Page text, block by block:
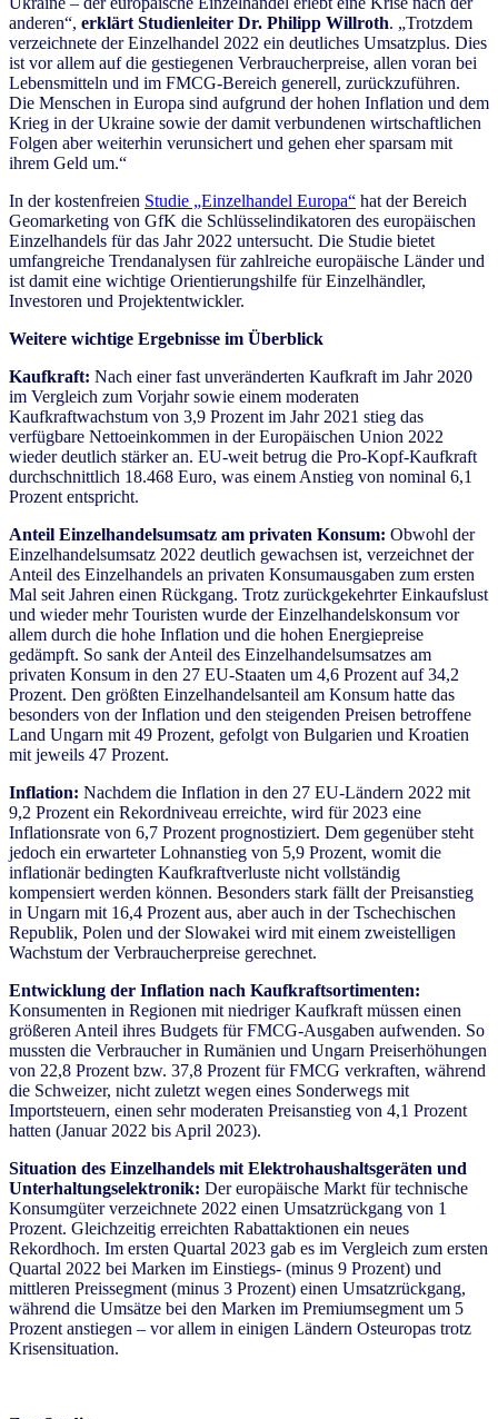
anderen“, erklärt Studienleiter Dr. Philipp Willroth. „Trotzdem
verzeichnete der Einzelhandel 2022 ein deutliches Umsatzplus. Dies
ist vor allem auf die gestiegenen Verbraucherpreise, allen voran bei
Lebensmitteln und im FMCG-Bereich generell, zurückzuführen.
Die Menschen in Europa sind aufgrund der hohen Inflation und dem
Krieg in der Ukraine sowie der damit verbundenen wirtschaftlichen
Folgen aber weiterhin verunsichert und gehen eher sparsam mit
ihrem Geld um.“
In der kostenfreien Studie „Einzelhandel Europa“ hat der Bereich
Geomarketing von GfK die Schlüsselindikatoren des europäischen
Einzelhandels für das Jahr 2022 untersucht. Die Studie bietet
umfangreiche Trendanalysen für zahlreiche europäische Länder und
ist damit eine wichtige Orientierungshilfe für Einzelhändler,
Investoren und Projektentwickler.
Weitere wichtige Ergebnisse im Überblick
Kaufkraft: Nach einer fast unveränderten Kaufkraft im Jahr 2020
im Vergleich zum Vorjahr sowie einem moderaten
Kaufkraftwachstum von 3,9 Prozent im Jahr 2021 stieg das
verfügbare Nettoeinkommen in der Europäischen Union 2022
wieder deutlich stärker an. EU-weit betrug die Pro-Kopf-Kaufkraft
durchschnittlich 18.468 Euro, was einem Anstieg von nominal 6,1
Prozent entspricht.
Anteil Einzelhandelsumsatz am privaten Konsum: Obwohl der
Einzelhandelsumsatz 2022 deutlich gewachsen ist, verzeichnet der
Anteil des Einzelhandels an privaten Konsumausgaben zum ersten
Mal seit Jahren einen Rückgang. Trotz zurückgekehrter Einkaufslust
und wieder mehr Touristen wurde der Einzelhandelskonsum vor
allem durch die hohe Inflation und die hohen Energiepreise
gedämpft. So sank der Anteil des Einzelhandelsumsatzes am
privaten Konsum in den 27 EU-Staaten um 4,6 Prozent auf 34,2
Prozent. Den größten Einzelhandelsanteil am Konsum hatte das
besonders von der Inflation und den steigenden Preisen betroffene
Land Ungarn mit 49 Prozent, gefolgt von Bulgarien und Kroatien
mit jeweils 47 Prozent.
Inflation: Nachdem die Inflation in den 27 EU-Ländern 2022 mit
9,2 Prozent ein Rekordniveau erreichte, wird für 2023 eine
Inflationsrate von 6,7 Prozent prognostiziert. Dem gegenüber steht
jedoch ein erwarteter Lohnanstieg von 5,9 Prozent, womit die
inflationär bedingten Kaufkraftverluste nicht vollständig
kompensiert werden können. Besonders stark fällt der Preisanstieg
in Ungarn mit 16,4 Prozent aus, aber auch in der Tschechischen
Republik, Polen und der Slowakei wird mit einem zweistelligen
Wachstum der Verbraucherpreise gerechnet.
Entwicklung der Inflation nach Kaufkraftsortimenten:
Konsumenten in Regionen mit niedriger Kaufkraft müssen einen
größeren Anteil ihres Budgets für FMCG-Ausgaben aufwenden. So
mussten die Verbraucher in Rumänien und Ungarn Preiserhöhungen
von 22,8 Prozent bzw. 37,8 Prozent für FMCG verkraften, während
die Schweizer, nicht zuletzt wegen eines Sonderwegs mit
Importsteuern, einen sehr moderaten Preisanstieg von 4,1 Prozent
hatten (Januar 2022 bis April 2023).
Situation des Einzelhandels mit Elektrohaushaltsgeräten und
Unterhaltungselektronik: Der europäische Markt für technische
Konsumgüter verzeichnete 2022 einen Umsatzrückgang von 1
Prozent. Gleichzeitig erreichten Rabattaktionen ein neues
Rekordhoch. Im ersten Quartal 2023 gab es im Vergleich zum ersten
Quartal 2022 bei Marken im Einstiegs- (minus 9 Prozent) und
mittleren Preissegment (minus 3 Prozent) einen Umsatzrückgang,
während die Umsätze bei den Marken im Premiumsegment um 5
Prozent anstiegen – vor allem in einigen Ländern Osteuropas trotz
Krisensituation.